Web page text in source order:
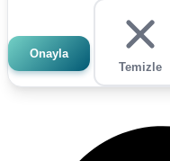
Onayla
Temizle